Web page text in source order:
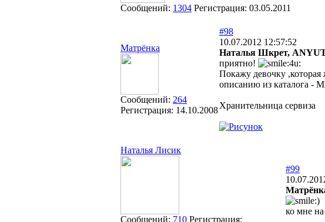
Сообщений: 1304 Регистрация: 03.05.2011
Матрёнка
Сообщений: 264
Регистрация: 14.10.2008
#98
10.07.2012 12:57:52
Наталья Шкрет,
приятно!
Покажу девочку
описанию из каталога -
Хранительница сервиза
Наталья Лисик
Сообщений: 710 Регистрация:
#99
ко мне